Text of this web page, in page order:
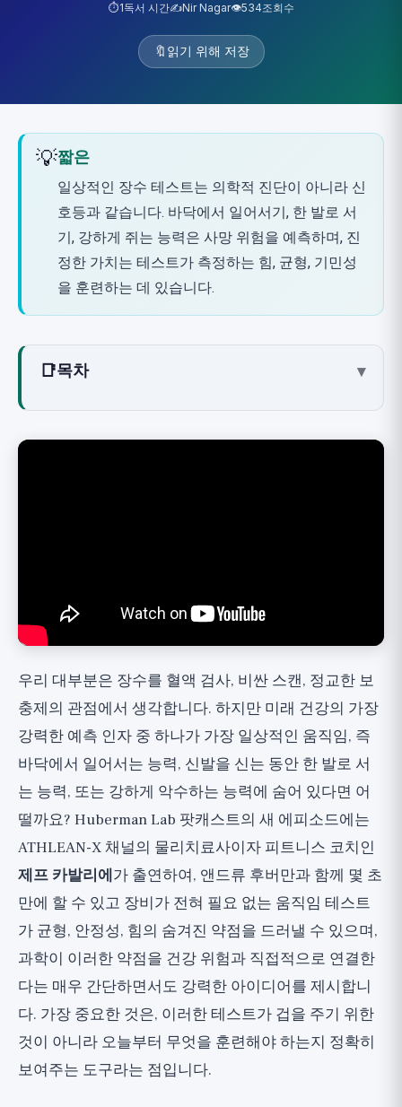
⏱️1독서 시간✍️Nir Nagar👁️534조회수
🔖 읽기 위해 저장
💡짧은
일상적인 장수 테스트는 의학적 진단이 아니라 신
호등과 같습니다. 바닥에서 일어서기, 한 발로 서
기, 강하게 쥐는 능력은 사망 위험을 예측하며, 진
정한 가치는 테스트가 측정하는 힘, 균형, 기민성
을 훈련하는 데 있습니다.
📑목차 ▾
테스트 뒤에 있는 증거
중요한 주의사항: 신호등이지 진단이 아니다
테스트 뒤에 있는 능력을 훈련하는 방법
넓은 관점
우리 대부분은 장수를 혈액 검사, 비싼 스캔, 정교한 보
충제의 관점에서 생각합니다. 하지만 미래 건강의 가장
강력한 예측 인자 중 하나가 가장 일상적인 움직임, 즉
바닥에서 일어서는 능력, 신발을 신는 동안 한 발로 서
는 능력, 또는 강하게 악수하는 능력에 숨어 있다면 어
떨까요? Huberman Lab 팟캐스트의 새 에피소드에는
ATHLEAN-X 채널의 물리치료사이자 피트니스 코치인
제프 카발리에가 출연하여, 앤드류 후버만과 함께 몇 초
만에 할 수 있고 장비가 전혀 필요 없는 움직임 테스트
가 균형, 안정성, 힘의 숨겨진 약점을 드러낼 수 있으며,
과학이 이러한 약점을 건강 위험과 직접적으로 연결한
다는 매우 간단하면서도 강력한 아이디어를 제시합니
다. 가장 중요한 것은, 이러한 테스트가 겁을 주기 위한
것이 아니라 오늘부터 무엇을 훈련해야 하는지 정확히
보여주는 도구라는 점입니다.